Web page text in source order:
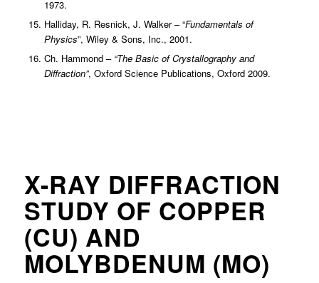
1973.
Halliday, R. Resnick, J. Walker – “Fundamentals of
Physics”, Wiley & Sons, Inc., 2001.
Ch. Hammond – “The Basic of Crystallography and
Diffraction”, Oxford Science Publications, Oxford 2009.
X-RAY DIFFRACTION
STUDY OF COPPER
(CU) AND
MOLYBDENUM (MO)